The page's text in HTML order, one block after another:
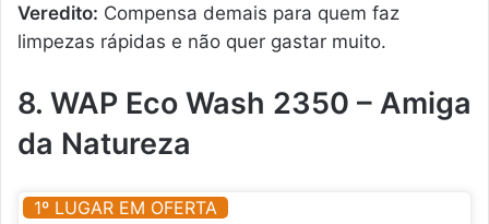
Veredito: Compensa demais para quem faz
limpezas rápidas e não quer gastar muito.
8. WAP Eco Wash 2350 – Amiga
da Natureza
1º LUGAR EM OFERTA